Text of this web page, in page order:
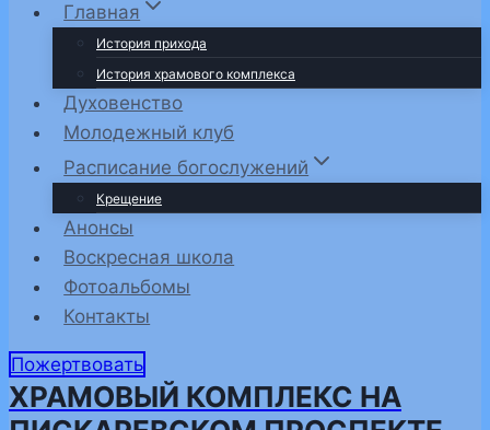
Главная
История прихода
История храмового комплекса
Духовенство
Молодежный клуб
Расписание богослужений
Крещение
Анонсы
Воскресная школа
Фотоальбомы
Контакты
Пожертвовать
ХРАМОВЫЙ КОМПЛЕКС НА